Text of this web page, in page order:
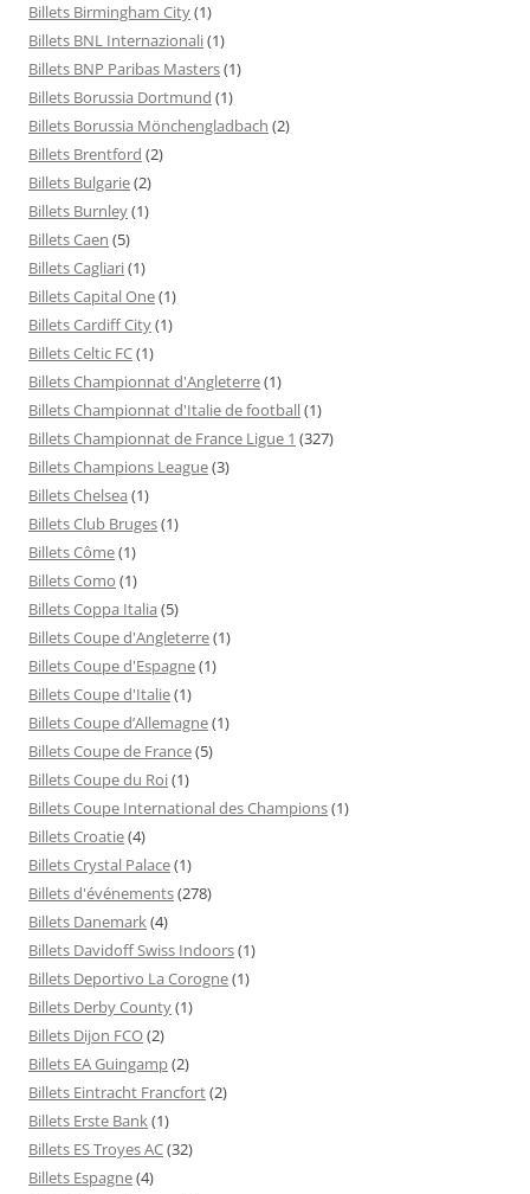
Billets Birmingham City(1)
Billets BNL Internazionali(1)
Billets BNP Paribas Masters(1)
Billets Borussia Dortmund (1)
Billets Borussia Mönchengladbach (2)
Billets Brentford (2)
Billets Bulgarie(2)
Billets Burnley(1)
Billets Caen (5)
Billets Cagliari(1)
Billets Capital One(1)
Billets Cardiff City(1)
Billets Celtic FC(1)
Billets Championnat d'Angleterre(1)
Billets Championnat d'Italie de football(1)
Billets Championnat de France Ligue 1 (327)
Billets Champions League(3)
Billets Chelsea (1)
Billets Club Bruges(1)
Billets Côme(1)
Billets Como (1)
Billets Coppa Italia (5)
Billets Coupe d'Angleterre(1)
Billets Coupe d'Espagne(1)
Billets Coupe d'Italie(1)
Billets Coupe d’Allemagne(1)
Billets Coupe de France(5)
Billets Coupe du Roi(1)
Billets Coupe International des Champions(1)
Billets Croatie(4)
Billets Crystal Palace(1)
Billets d'événements(278)
Billets Danemark(4)
Billets Davidoff Swiss Indoors(1)
Billets Deportivo La Corogne(1)
Billets Derby County(1)
Billets Dijon FCO(2)
Billets EA Guingamp(2)
Billets Eintracht Francfort(2)
Billets Erste Bank(1)
Billets ES Troyes AC(32)
Billets Espagne(4)